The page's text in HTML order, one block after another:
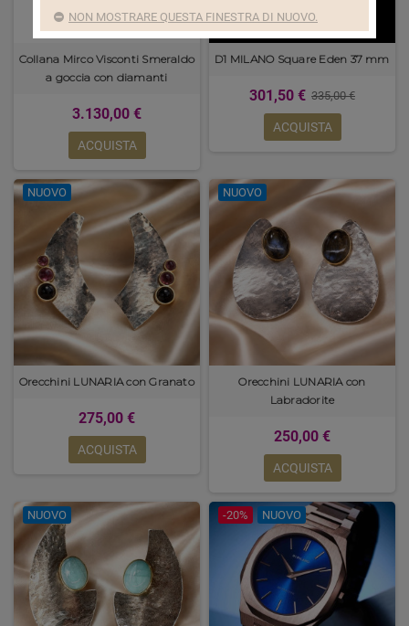
Collana Mirco Visconti Smeraldo
a goccia con diamanti
3.130,00 €
ACQUISTA
D1 MILANO Square Eden 37 mm
301,50 € 335,00 €
ACQUISTA
NUOVO
Orecchini LUNARIA con Granato
275,00 €
ACQUISTA
NUOVO
Orecchini LUNARIA con
Labradorite
250,00 €
ACQUISTA
NUOVO -20% NUOVO
NON MOSTRARE QUESTA FINESTRA DI NUOVO.